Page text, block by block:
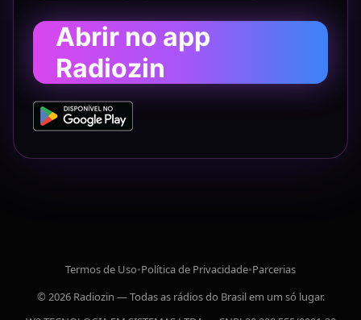
Abrir no app
Radiozin
Termos de Uso•Política de Privacidade•Parcerias
© 2026 Radiozin — Todas as rádios do Brasil em um só lugar.